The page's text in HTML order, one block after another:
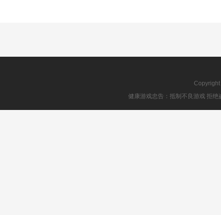
健康游戏忠告：抵制不良游戏 拒